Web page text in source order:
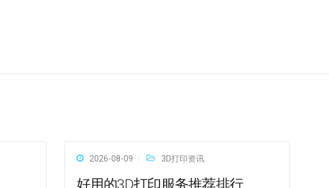
2026-08-09 3D打印资讯
好用的3D打印服务推荐排行